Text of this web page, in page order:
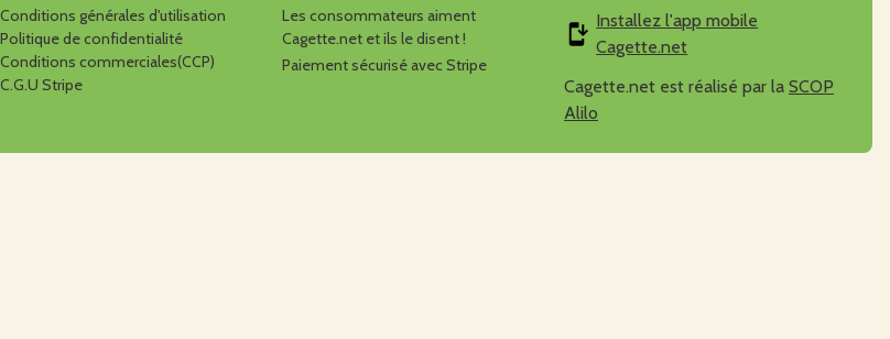
Conditions générales d'utilisation
Politique de confidentialité
Conditions commerciales(CCP)
C.G.U Stripe
Les consommateurs aiment
Cagette.net et ils le disent !
Paiement sécurisé avec Stripe
Installez l'app mobile
Cagette.net
Cagette.net est réalisé par la SCOP
Alilo